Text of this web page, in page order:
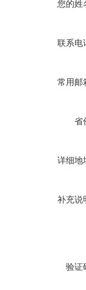
您的姓
联系电
常用邮
省
详细地
补充说
验证